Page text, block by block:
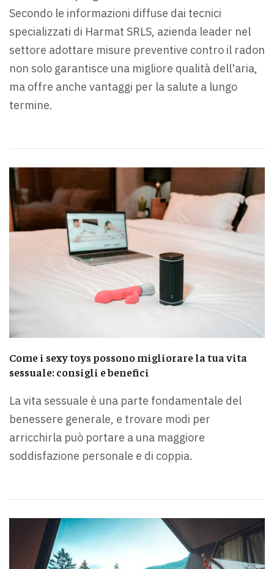
Secondo le informazioni diffuse dai tecnici
specializzati di Harmat SRLS, azienda leader nel
settore adottare misure preventive contro il radon
non solo garantisce una migliore qualità dell'aria,
ma offre anche vantaggi per la salute a lungo
termine.
Come i sexy toys possono migliorare la tua vita
sessuale: consigli e benefici
La vita sessuale è una parte fondamentale del
benessere generale, e trovare modi per
arricchirla può portare a una maggiore
soddisfazione personale e di coppia.